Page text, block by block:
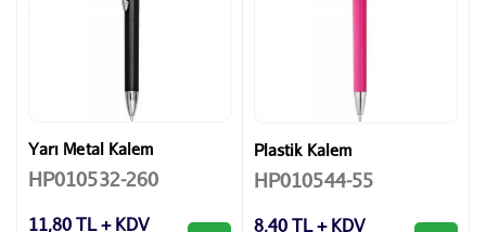
Yarı Metal Kalem
HP010532-260
11,80 TL + KDV
Plastik Kalem
HP010544-55
8,40 TL + KDV